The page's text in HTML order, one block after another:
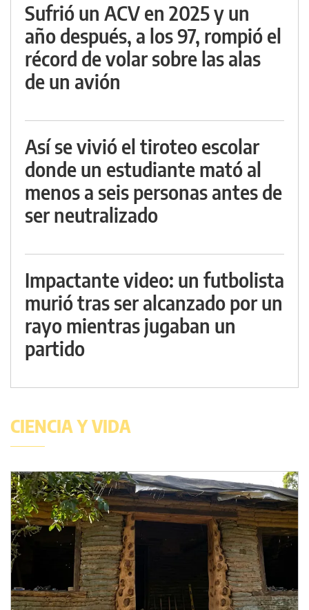
Sufrió un ACV en 2025 y un
año después, a los 97, rompió el
récord de volar sobre las alas
de un avión
Así se vivió el tiroteo escolar
donde un estudiante mató al
menos a seis personas antes de
ser neutralizado
Impactante video: un futbolista
murió tras ser alcanzado por un
rayo mientras jugaban un
partido
CIENCIA Y VIDA